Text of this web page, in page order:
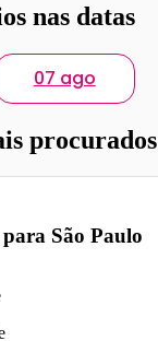
nas datas
07 ago
procurados
São Paulo